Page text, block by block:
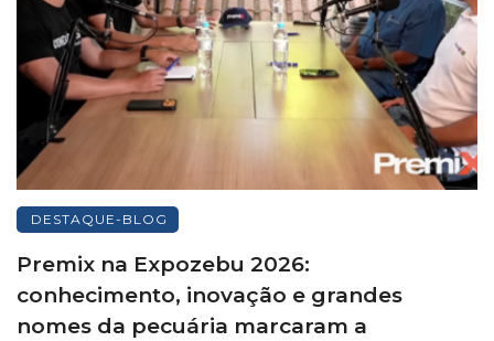
DESTAQUE-BLOG
Premix na Expozebu 2026:
conhecimento, inovação e grandes
nomes da pecuária marcaram a